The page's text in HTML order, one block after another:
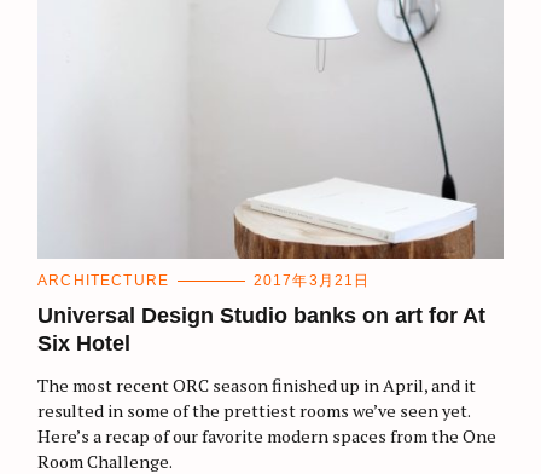
C
T
E
G
I
E
S
ARCHITECTURE 2017年3月21日
Universal Design Studio banks on art for At
Six Hotel
The most recent ORC season finished up in April, and it
resulted in some of the prettiest rooms we’ve seen yet.
Here’s a recap of our favorite modern spaces from the One
Room Challenge.